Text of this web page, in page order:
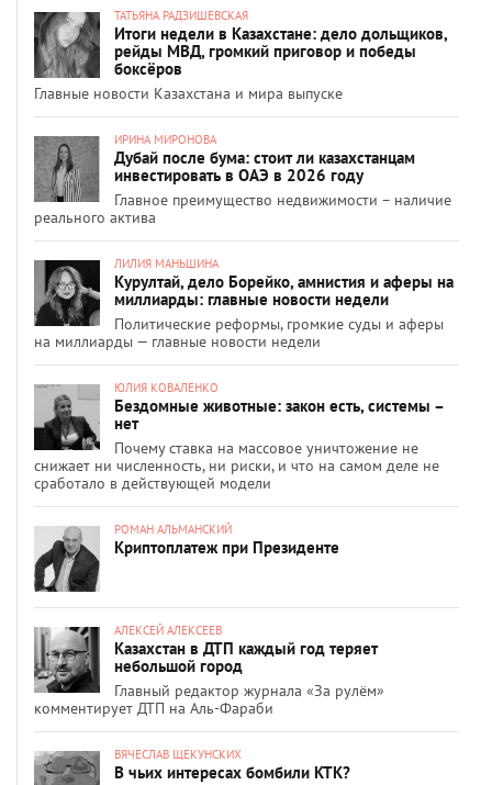
ТАТЬЯНА РАДЗИШЕВСКАЯ
Итоги недели в Казахстане: дело дольщиков,
рейды МВД, громкий приговор и победы
боксёров
Главные новости Казахстана и мира выпуске
ИРИНА МИРОНОВА
Дубай после бума: стоит ли казахстанцам
инвестировать в ОАЭ в 2026 году
Главное преимущество недвижимости – наличие
реального актива
ЛИЛИЯ МАНЬШИНА
Курултай, дело Борейко, амнистия и аферы на
миллиарды: главные новости недели
Политические реформы, громкие суды и аферы
на миллиарды — главные новости недели
ЮЛИЯ КОВАЛЕНКО
Бездомные животные: закон есть, системы –
нет
Почему ставка на массовое уничтожение не
снижает ни численность, ни риски, и что на самом деле не
сработало в действующей модели
РОМАН АЛЬМАНСКИЙ
Криптоплатеж при Президенте
АЛЕКСЕЙ АЛЕКСЕЕВ
Казахстан в ДТП каждый год теряет
небольшой город
Главный редактор журнала «За рулём»
комментирует ДТП на Аль-Фараби
ВЯЧЕСЛАВ ЩЕКУНСКИХ
В чьих интересах бомбили КТК?